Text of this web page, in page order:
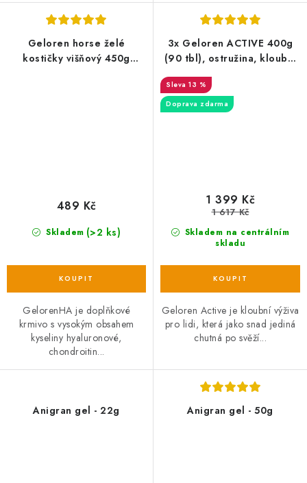
Geloren horse želé
kostičky višňový 450g
Skladem (>2 ks)
489 Kč
GelorenHA je doplňkové
krmivo s vysokým obsahem
kyseliny hyaluronové,
chondroitin...
3x Geloren ACTIVE 400g
(90 tbl), ostružina, kloubní
výživa pro lidi
13 %
Doprava zdarma
Skladem na centrálním
skladu
1 399 Kč
1 617 Kč
Geloren Active je kloubní výživa
pro lidi, která jako snad jediná
chutná po svěží...
Anigran gel - 22g Anigran gel - 50g